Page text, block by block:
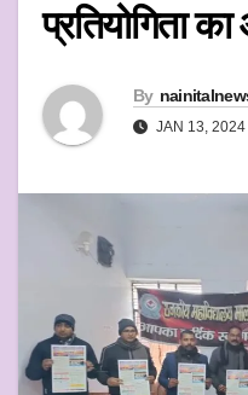
प्रतियोगिता
By
JAN 13, 2024